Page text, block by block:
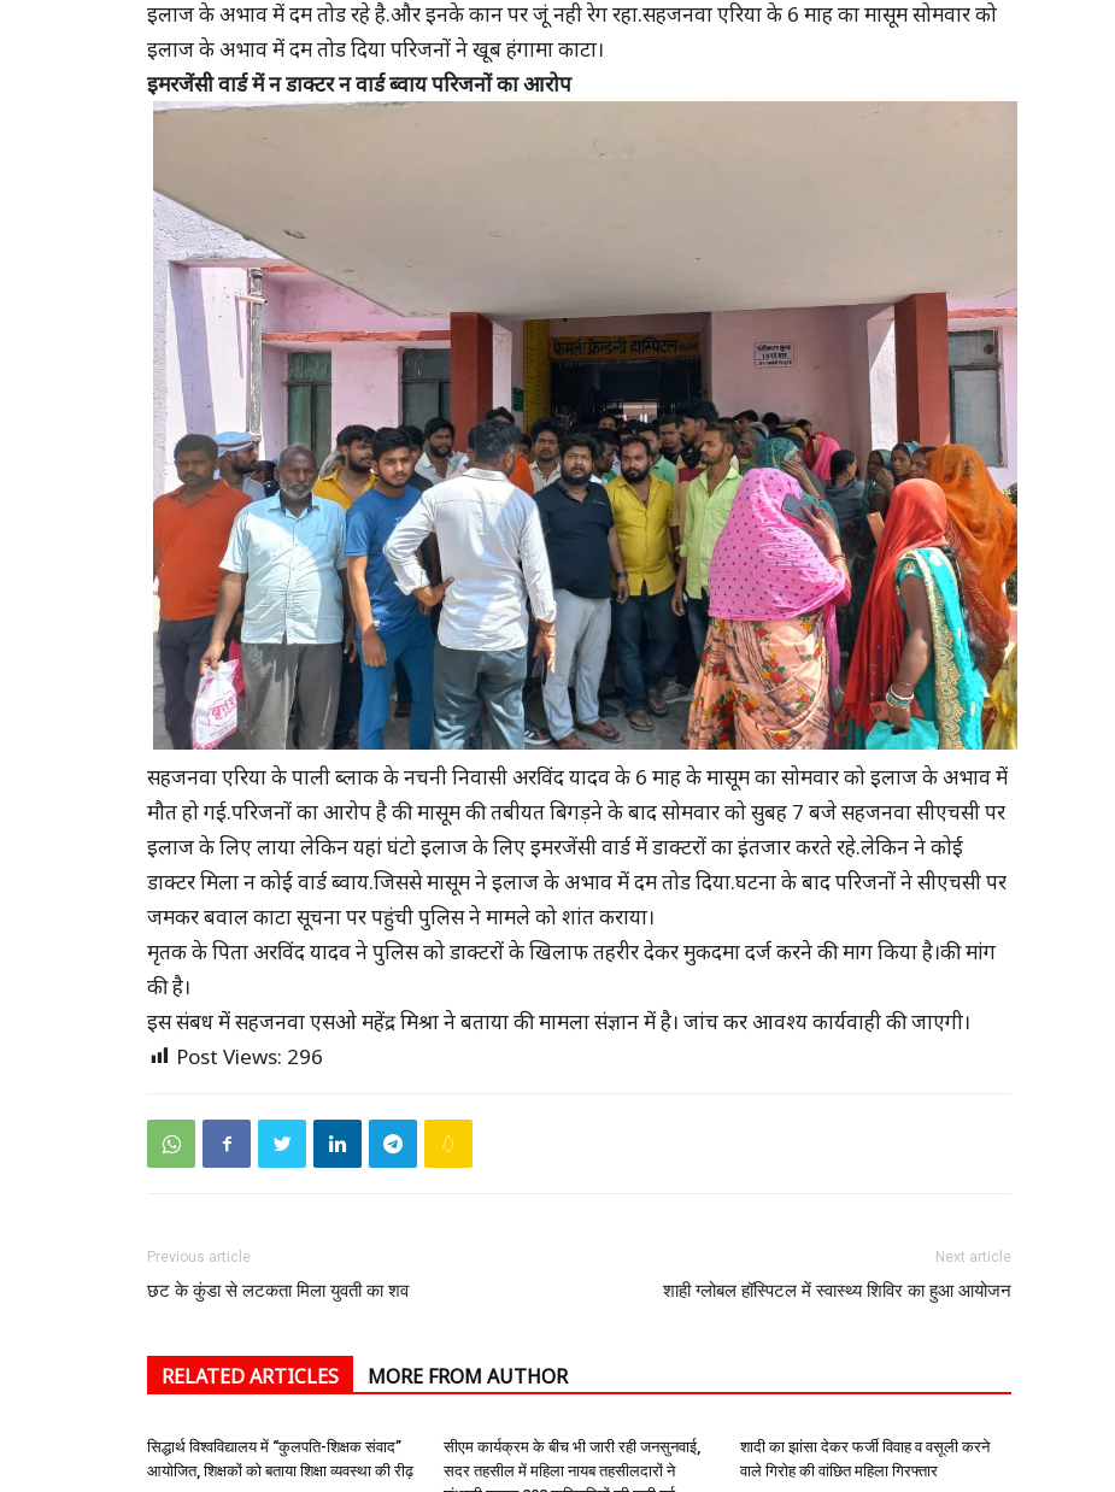
इलाज के अभाव में दम तोड रहे है.और इनके कान पर जूं नही रेग रहा.सहजनवा एरिया के 6 माह का मासूम सोमवार को
इलाज के अभाव में दम तोड दिया परिजनों ने खूब हंगामा काटा।
इमरजेंसी वार्ड में न डाक्टर न वार्ड ब्वाय परिजनों का आरोप
सहजनवा एरिया के पाली ब्लाक के नचनी निवासी अरविंद यादव के 6 माह के मासूम का सोमवार को इलाज के अभाव में
मौत हो गई.परिजनों का आरोप है की मासूम की तबीयत बिगड़ने के बाद सोमवार को सुबह 7 बजे सहजनवा सीएचसी पर
इलाज के लिए लाया लेकिन यहां घंटो इलाज के लिए इमरजेंसी वार्ड में डाक्टरों का इंतजार करते रहे.लेकिन ने कोई
डाक्टर मिला न कोई वार्ड ब्वाय.जिससे मासूम ने इलाज के अभाव में दम तोड दिया.घटना के बाद परिजनों ने सीएचसी पर
जमकर बवाल काटा सूचना पर पहुंची पुलिस ने मामले को शांत कराया।
मृतक के पिता अरविंद यादव ने पुलिस को डाक्टरों के खिलाफ तहरीर देकर मुकदमा दर्ज करने की माग किया है।की मांग
की है।
इस संबध में सहजनवा एसओ महेंद्र मिश्रा ने बताया की मामला संज्ञान में है। जांच कर आवश्य कार्यवाही की जाएगी।
Post Views: 296
Previous article
छट के कुंडा से लटकता मिला युवती का शव
Next article
शाही ग्लोबल हॉस्पिटल में स्वास्थ्य शिविर का हुआ आयोजन
RELATED ARTICLES MORE FROM AUTHOR
सिद्धार्थ विश्वविद्यालय में “कुलपति-शिक्षक संवाद”
आयोजित, शिक्षकों को बताया शिक्षा व्यवस्था की रीढ़
सीएम कार्यक्रम के बीच भी जारी रही जनसुनवाई,
सदर तहसील में महिला नायब तहसीलदारों ने
शादी का झांसा देकर फर्जी विवाह व वसूली करने
वाले गिरोह की वांछित महिला गिरफ्तार